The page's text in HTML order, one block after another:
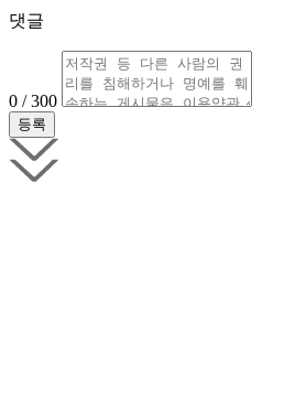
댓글
0 / 300